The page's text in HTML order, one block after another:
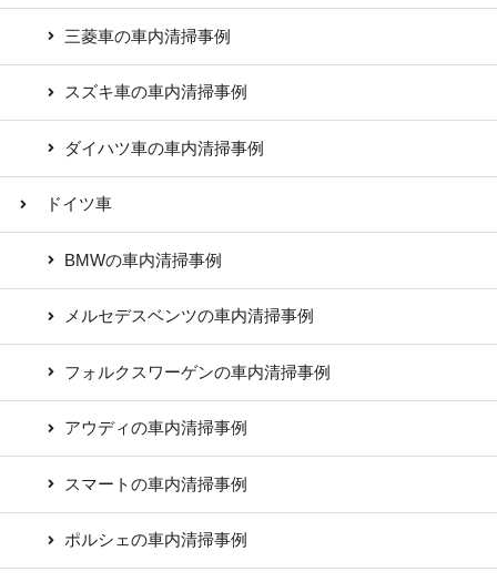
三菱車の車内清掃事例
スズキ車の車内清掃事例
ダイハツ車の車内清掃事例
ドイツ車
BMWの車内清掃事例
メルセデスベンツの車内清掃事例
フォルクスワーゲンの車内清掃事例
アウディの車内清掃事例
スマートの車内清掃事例
ポルシェの車内清掃事例